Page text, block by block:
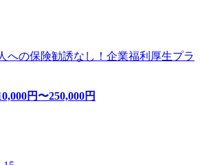
への保険勧誘なし！企業福利厚生プラ
円〜250,000円